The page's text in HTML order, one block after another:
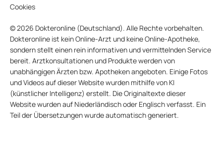
Cookies
© 2026 Dokteronline (Deutschland). Alle Rechte vorbehalten.
Dokteronline ist kein Online-Arzt und keine Online-Apotheke,
sondern stellt einen rein informativen und vermittelnden Service
bereit. Arztkonsultationen und Produkte werden von
unabhängigen Ärzten bzw. Apotheken angeboten. Einige Fotos
und Videos auf dieser Website wurden mithilfe von KI
(künstlicher Intelligenz) erstellt. Die Originaltexte dieser
Website wurden auf Niederländisch oder Englisch verfasst. Ein
Teil der Übersetzungen wurde automatisch generiert.